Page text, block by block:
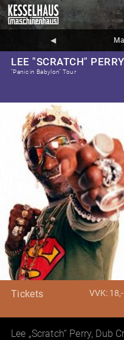
◀︎
"Panic in Babylon" Tour
Tickets VVK:
Lee „Scratch“ Perry, Dub